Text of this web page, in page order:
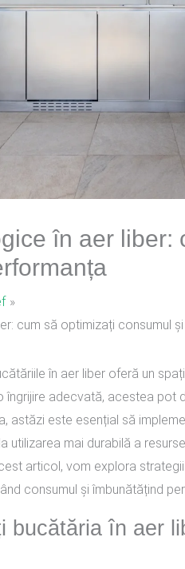
în aer liber:
cum să optimizați consumul
în aer liber oferă un
îngrijire adecvată, acestea pot
astăzi este esențial să
utilizarea mai durabilă a
articol, vom explora
consumul și îmbunătățind
bucătăria în aer